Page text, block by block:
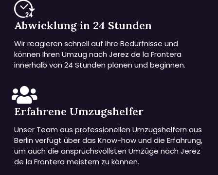
Abwicklung in 24 Stunden
Wir reagieren schnell auf Ihre Bedürfnisse und
können Ihren Umzug nach Jerez de la Frontera
innerhalb von 24 Stunden planen und beginnen.
Erfahrene Umzugshelfer
Unser Team aus professionellen Umzugshelfern aus
Berlin verfügt über das Know-how und die Erfahrung,
um auch die anspruchsvollsten Umzüge nach Jerez
de la Frontera meistern zu können.